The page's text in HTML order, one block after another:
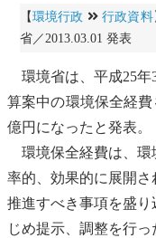
【環境行政 行政資料
省／2013.03.01 発表
環境省は、平成25年
算案中の環境保全経
億円になったと発表。
環境保全経費は、環
率的、効果的に展開
推進すべき事項を盛
じめ提示、調整を行っ